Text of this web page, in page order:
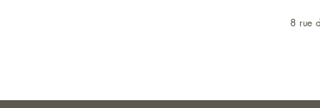
8 rue